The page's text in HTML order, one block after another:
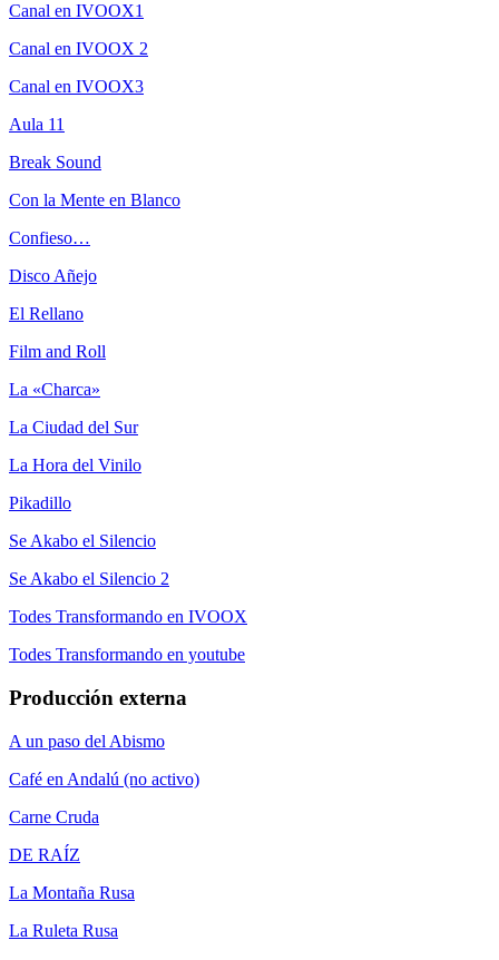
Canal en IVOOX1
Canal en IVOOX 2
Canal en IVOOX3
Aula 11
Break Sound
Con la Mente en Blanco
Confieso…
Disco Añejo
El Rellano
Film and Roll
La «Charca»
La Ciudad del Sur
La Hora del Vinilo
Pikadillo
Se Akabo el Silencio
Se Akabo el Silencio 2
Todes Transformando en IVOOX
Todes Transformando en youtube
Producción externa
A un paso del Abismo
Café en Andalú (no activo)
Carne Cruda
DE RAÍZ
La Montaña Rusa
La Ruleta Rusa